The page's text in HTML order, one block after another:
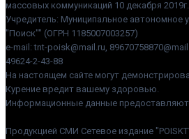
массовых коммуникаций 10 декабря
Учредитель: Муниципальное автономное
"Поиск"" (ОГРН 1185007003257)
e-mail: tnt-poisk@mail.ru,
49624-2-43-88
На настоящем сайте могут
Курение вредит вашему здоровью.
Информационные данные
Продукцией СМИ Сетевое издание